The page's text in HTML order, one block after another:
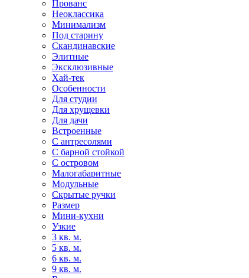
Прованс
Неоклассика
Минимализм
Под старину
Скандинавские
Элитные
Эксклюзивные
Хай-тек
Особенности
Для студии
Для хрущевки
Для дачи
Встроенные
С антресолями
С барной стойкой
С островом
Малогабаритные
Модульные
Скрытые ручки
Размер
Мини-кухни
Узкие
3 кв. м.
5 кв. м.
6 кв. м.
9 кв. м.